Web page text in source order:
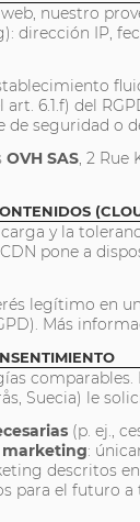
nuestro
dirección IP,
art. 6.1.f) del
seguridad o
OVH SAS, 2 Rue
y la
pone a
legítimo en
Más
Suecia) le
(p. ej.,
marketing:
descritos
para el futuro a